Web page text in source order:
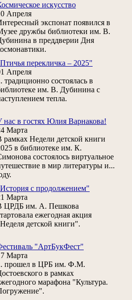
искусство
Апреля
экспонат появился в
дружбы библиотеки им. В.
в преддверии Дня
перекличка – 2025"
Апреля
традиционно состоялась в
им. В. Дубинина с
тепла.
нас в гостях Юлия Варнакова!
Марта
рамках Недели детской книги
в библиотеке им. К.
состоялось виртуальное
в мир литературы и...
с продолжением"
Марта
ЦРДБ им. А. Пешкова
ежегодная акция
детской книги".
"АртБукФест"
Марта
прошел в ЦРБ им. Ф.М.
в рамках
марафона "Культура.